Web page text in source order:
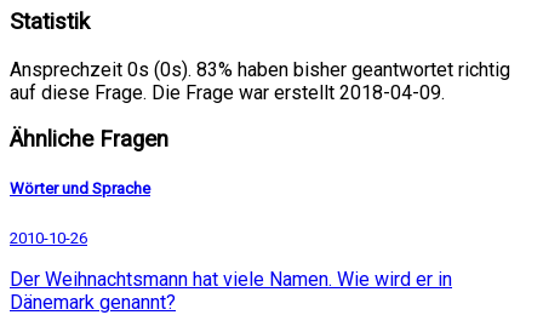
Statistik
Ansprechzeit 0s (0s). 83% haben bisher geantwortet richtig
auf diese Frage. Die Frage war erstellt 2018-04-09.
Ähnliche Fragen
Wörter und Sprache
2010-10-26
Der Weihnachtsmann hat viele Namen. Wie wird er in
Dänemark genannt?